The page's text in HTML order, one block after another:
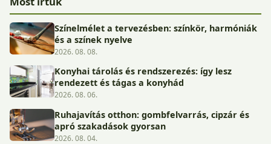
Színelmélet a tervezésben: színkör, harmóniák
és a színek nyelve
2026. 08. 08.
Konyhai tárolás és rendszerezés: így lesz
rendezett és tágas a konyhád
2026. 08. 06.
Ruhajavítás otthon: gombfelvarrás, cipzár és
apró szakadások gyorsan
2026. 08. 04.